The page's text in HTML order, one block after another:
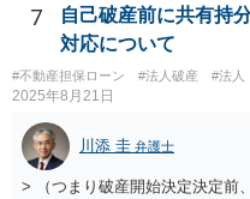
す。 ３－２について、上記の
になると思います。 費用の額
が、破産手続を受任した弁護士
けてくれるかもしれません。
用と賠償額を比較して決められ
社が非免責債権であると主張す
対する意見等）で主張すると思
産手続中に分かると思います。
7
自己破産前に共有持
対応について
#不動産担保ローン #法人破産 #法人
2025年8月21日
川添 圭 弁護士
> （つまり破産開始決定決定前